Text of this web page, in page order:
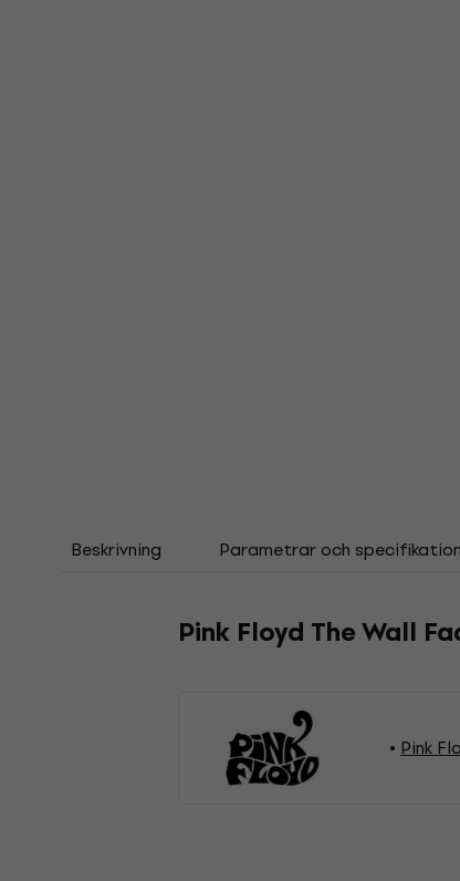
Beskrivning Parametrar och
Pink Floyd The Wall
Pink